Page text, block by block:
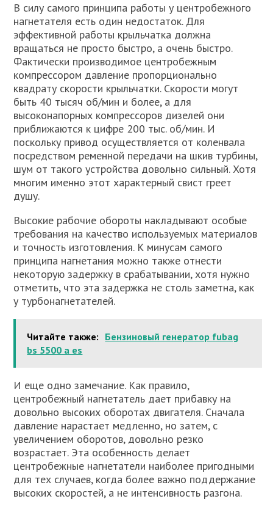
В силу самого принципа работы у центробежного
нагнетателя есть один недостаток. Для
эффективной работы крыльчатка должна
вращаться не просто быстро, а очень быстро.
Фактически производимое центробежным
компрессором давление пропорционально
квадрату скорости крыльчатки. Скорости могут
быть 40 тысяч об/мин и более, а для
высоконапорных компрессоров дизелей они
приближаются к цифре 200 тыс. об/мин. И
поскольку привод осуществляется от коленвала
посредством ременной передачи на шкив турбины,
шум от такого устройства довольно сильный. Хотя
многим именно этот характерный свист греет
душу.
Высокие рабочие обороты накладывают особые
требования на качество используемых материалов
и точность изготовления. К минусам самого
принципа нагнетания можно также отнести
некоторую задержку в срабатывании, хотя нужно
отметить, что эта задержка не столь заметна, как
у турбонагнетателей.
Читайте также: Бензиновый генератор fubag
bs 5500 a es
И еще одно замечание. Как правило,
центробежный нагнетатель дает прибавку на
довольно высоких оборотах двигателя. Сначала
давление нарастает медленно, но затем, с
увеличением оборотов, довольно резко
возрастает. Эта особенность делает
центробежные нагнетатели наиболее пригодными
для тех случаев, когда более важно поддержание
высоких скоростей, а не интенсивность разгона.